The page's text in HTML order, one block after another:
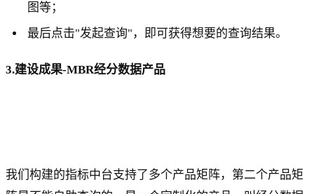
图等；
最后点击"发起查询"，即可获得想要的查询结果。
3.建设成果-MBR经分数据产品
我们构建的指标中台支持了多个产品矩阵，第二个产品矩